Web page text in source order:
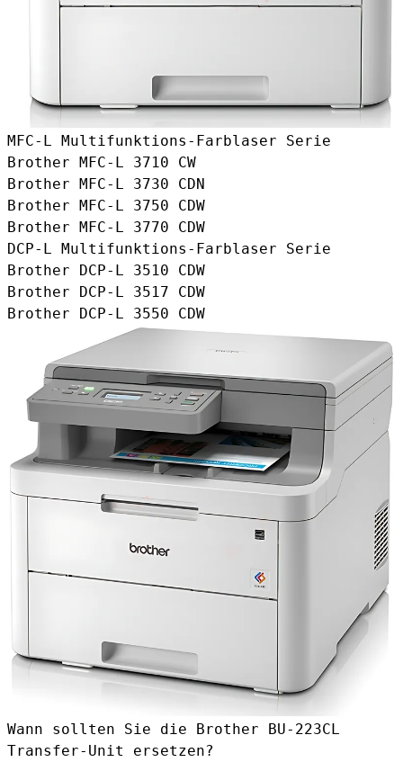
MFC-L Multifunktions-Farblaser Serie
Brother MFC-L 3710 CW
Brother MFC-L 3730 CDN
Brother MFC-L 3750 CDW
Brother MFC-L 3770 CDW
DCP-L Multifunktions-Farblaser Serie
Brother DCP-L 3510 CDW
Brother DCP-L 3517 CDW
Brother DCP-L 3550 CDW
Wann sollten Sie die Brother BU-223CL
Transfer-Unit ersetzen?